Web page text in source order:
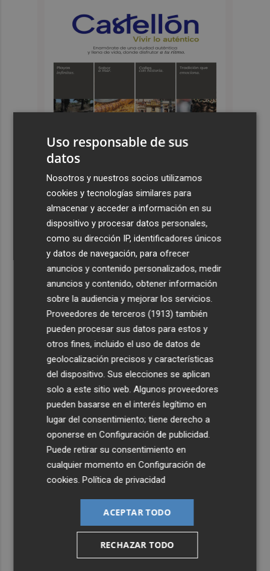
Últimas Noticias
Luís Castro: "El equipo debe tener la identidad del club;
no tener miedo a nadie y, cuando tengamos que sufrir,
sufrir todos juntos”
El Hércules CF encara la quinta semana de preparación
con pruebas exigentes el fin de semana
Murcia inicia el repintado de señales en Patiño, San Pío
X, Santiago el Mayor, La Murta, Valladolises, Cañada
Hermosa y Cañadas de San Pedro
Mariano García, López Nicolás y Bermúdez disputarán
el Europeo en Birmingham el viernes y el sábado
El BOE publica la orden con los controles fronterizos a
los viajeros procedentes de Italia
Uso responsable de sus
datos
Nosotros y nuestros socios utilizamos
cookies y tecnologías similares para
almacenar y acceder a información en su
dispositivo y procesar datos personales,
como su dirección IP, identificadores únicos
y datos de navegación, para ofrecer
anuncios y contenido personalizados, medir
anuncios y contenido, obtener información
sobre la audiencia y mejorar los servicios.
Proveedores de terceros (1913) también
pueden procesar sus datos para estos y
otros fines, incluido el uso de datos de
geolocalización precisos y características
del dispositivo. Sus elecciones se aplican
solo a este sitio web. Algunos proveedores
pueden basarse en el interés legítimo en
lugar del consentimiento; tiene derecho a
oponerse enConfiguración de publicidad
Puede retirar su consentimiento en
cualquier momento enConfiguración de
cookies .Política de privacidad
ACEPTAR TODO
RECHAZAR TODO